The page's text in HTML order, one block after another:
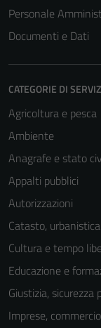
Personale
Documenti e Dati
CATEGORIE DI
Agricoltura e pesca
Ambiente
Anagrafe e stato
Appalti pubblici
Autorizzazioni
Catasto,
Cultura e tempo
Educazione e
Giustizia, sicurezza
Imprese,